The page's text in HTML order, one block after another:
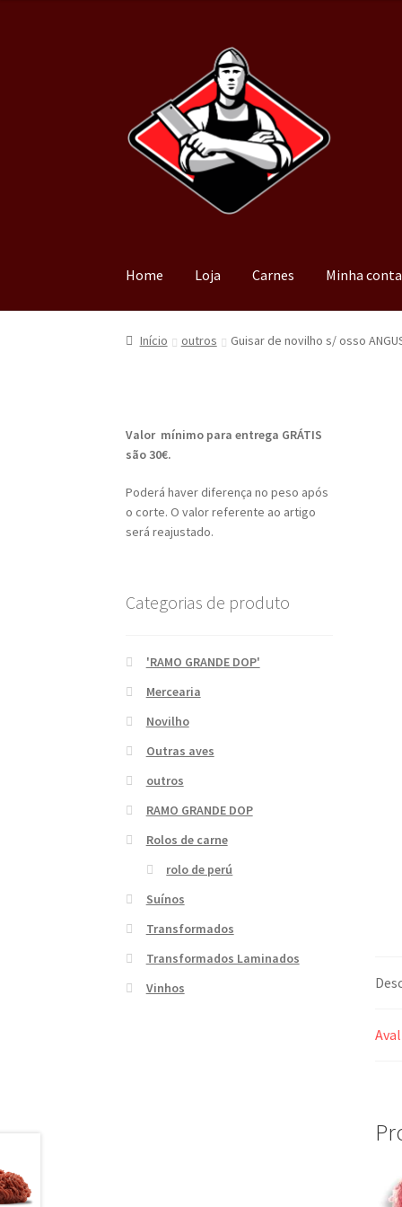
Home Loja Carnes Minha conta
Início outros Guisar de novilho s/ osso
Valor mínimo para entrega GRÁTIS
são 30€.
Poderá haver diferença no peso após
o corte. O valor referente ao artigo
será reajustado.
Categorias de produto
'RAMO GRANDE DOP'
Mercearia
Novilho
Outras aves
outros
RAMO GRANDE DOP
Rolos de carne
rolo de perú
Suínos
Transformados
Transformados Laminados
Vinhos